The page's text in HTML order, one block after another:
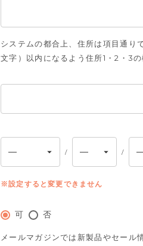
システムの都合上、住所は項目通
文字）以内になるよう住所1・2・3
※設定すると変更できません
可 否
メールマガジンでは新製品やセール